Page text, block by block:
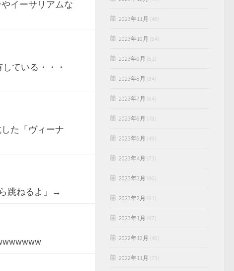
イーサリアムな
ている・・・
た「ヴィーナ
跳ねるよ」→
2023年11月 (48)
2023年10月 (54)
2023年9月 (51)
2023年8月 (34)
2023年7月 (64)
2023年6月 (78)
2023年5月 (49)
2023年4月 (73)
2023年3月 (86)
2023年2月 (81)
2023年1月 (97)
2022年12月 (46)
2022年11月 (73)